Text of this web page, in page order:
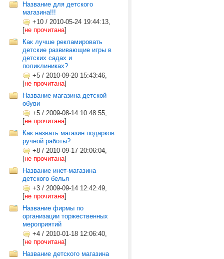
Название для детского
магазина!!!
+10 / 2010-05-24 19:44:13,
[не прочитана]
Как лучше рекламировать
детские развивающие игры в
детских садах и
поликлиниках?
+5 / 2010-09-20 15:43:46,
[не прочитана]
Название магазина детской
обуви
+5 / 2009-08-14 10:48:55,
[не прочитана]
Как назвать магазин подарков
ручной работы?
+8 / 2010-09-17 20:06:04,
[не прочитана]
Название инет-магазина
детского белья
+3 / 2009-09-14 12:42:49,
[не прочитана]
Название фирмы по
организации торжественных
мероприятий
+4 / 2010-01-18 12:06:40,
[не прочитана]
Название детского магазина